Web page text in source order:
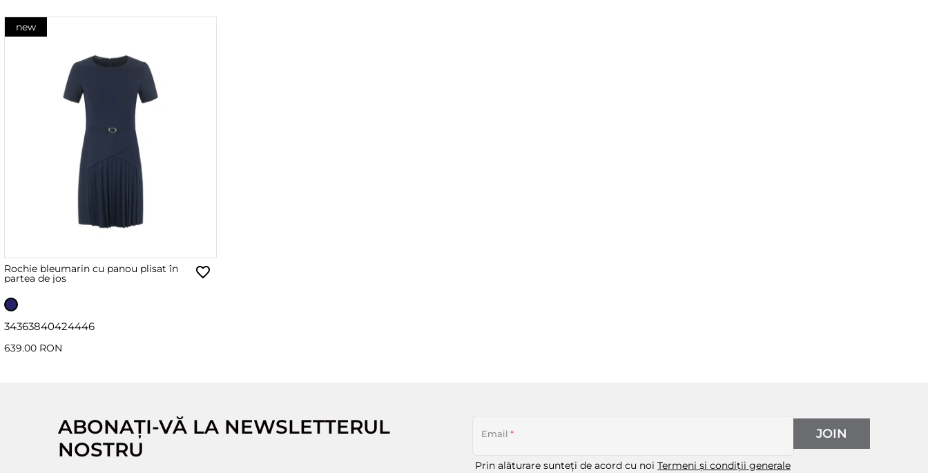
new
Rochie bleumarin cu panou plisat în
partea de jos
34363840424446
639.00 RON
ABONAȚI-VĂ LA NEWSLETTERUL
NOSTRU
Email *
Prin alăturare sunteți de acord cu noi Termeni și condiții generale
JOIN